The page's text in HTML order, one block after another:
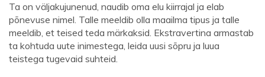
Ta on väljakujunenud, naudib oma elu kiirrajal ja elab
põnevuse nimel. Talle meeldib olla maailma tipus ja talle
meeldib, et teised teda märkaksid. Ekstravertina armastab
ta kohtuda uute inimestega, leida uusi sõpru ja luua
teistega tugevaid suhteid.